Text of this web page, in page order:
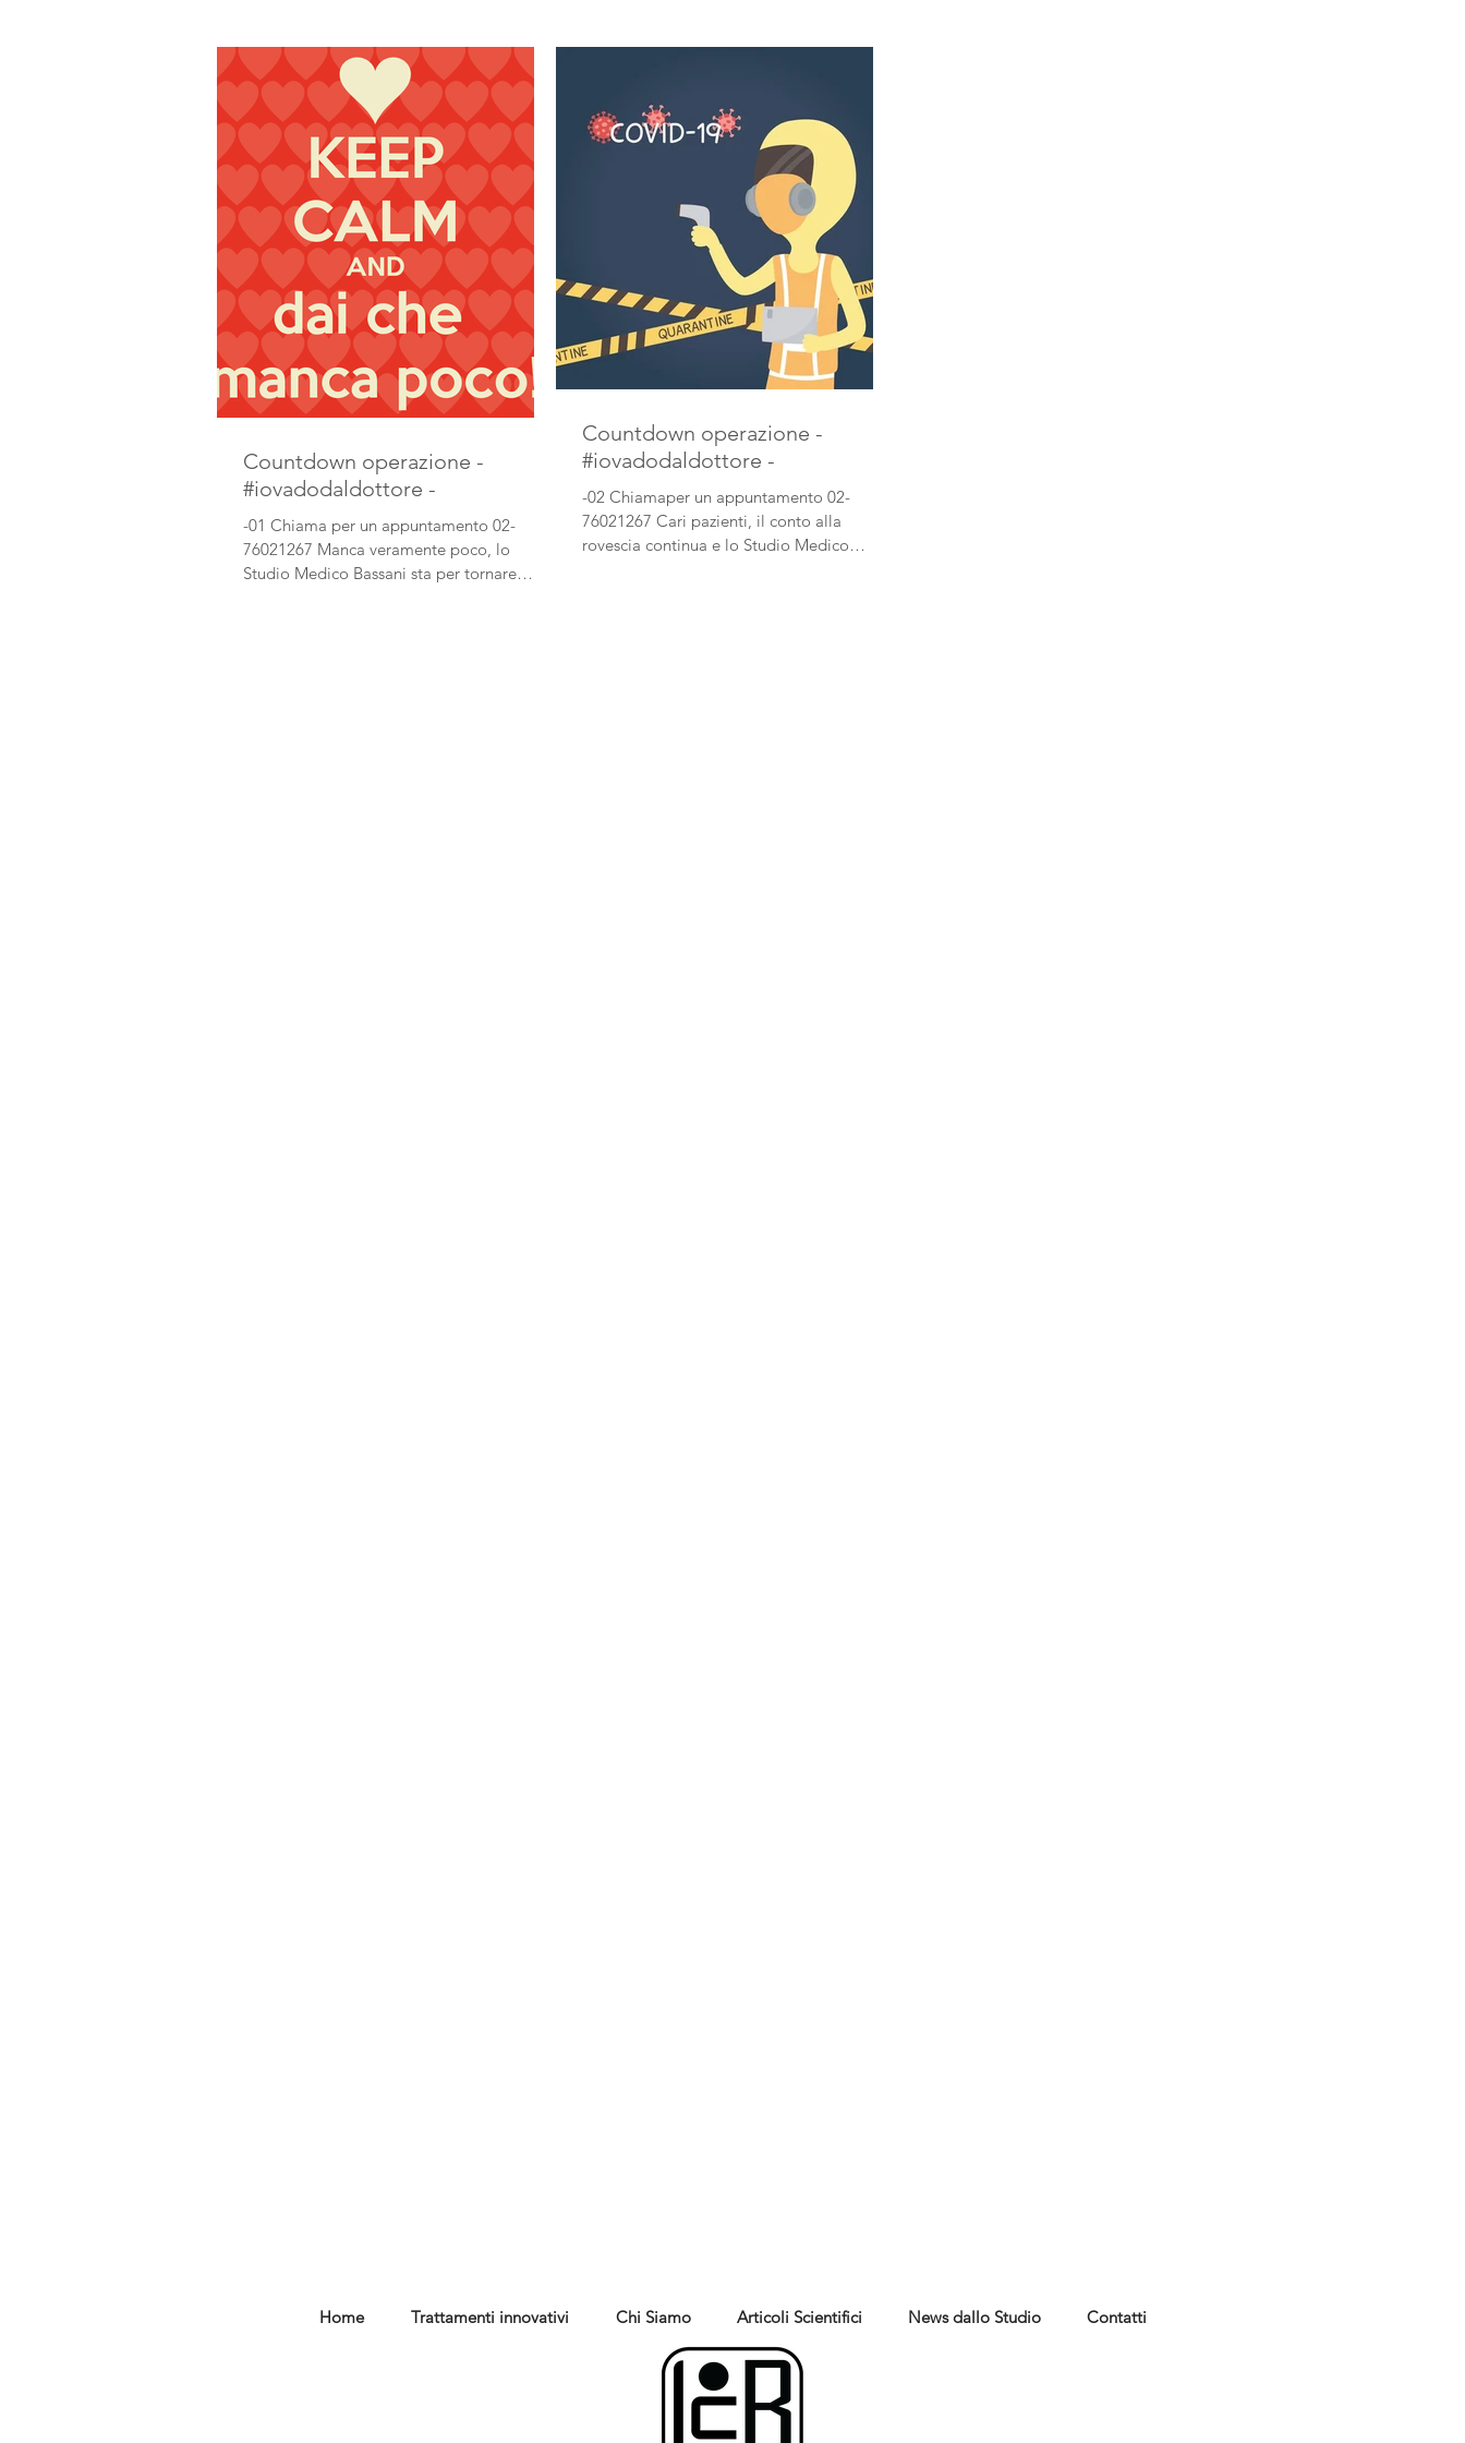
Countdown operazione -
#iovadodaldottore -
-01 Chiama per un appuntamento 02-
76021267 Manca veramente poco, lo
Studio Medico Bassani sta per tornare
Countdown operazione -
#iovadodaldottore -
-02 Chiamaper un appuntamento 02-
76021267 Cari pazienti, il conto alla
rovescia continua e lo Studio Medico
Home Trattamenti innovativi Chi Siamo Articoli Scientifici News dallo Studio Contatti